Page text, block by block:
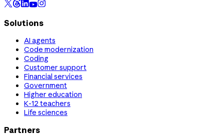
Solutions
AI agents
Code modernization
Coding
Customer support
Financial services
Government
Higher education
K-12 teachers
Life sciences
Partners